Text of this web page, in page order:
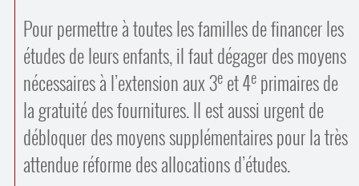
Pour permettre à toutes les familles de financer les
études de leurs enfants, il faut dégager des moyens
nécessaires à l’extension aux 3eet 4eprimaires de
la gratuité des fournitures. Il est aussi urgent de
débloquer des moyens supplémentaires pour la très
attendue réforme des allocations d’études.